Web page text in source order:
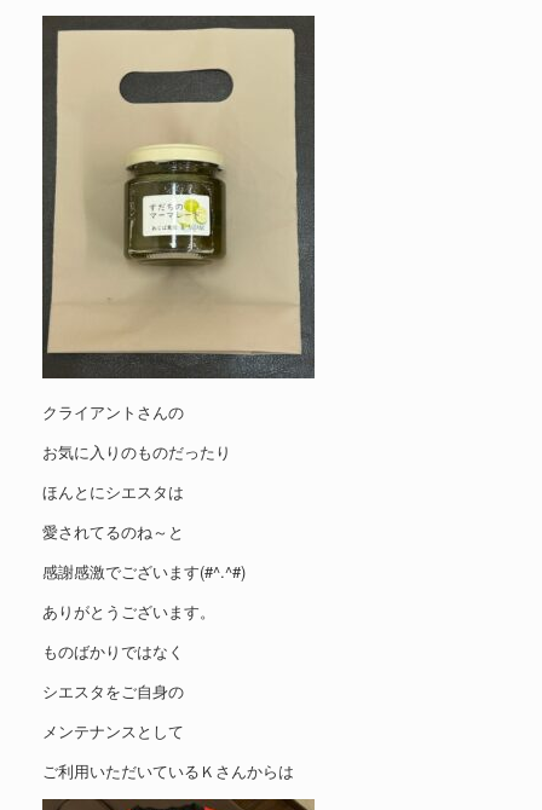
クライアントさんの
お気に入りのものだったり
ほんとにシエスタは
愛されてるのね～と
感謝感激でございます(#^.^#)
ありがとうございます。
ものばかりではなく
シエスタをご自身の
メンテナンスとして
ご利用いただいているＫさんからは